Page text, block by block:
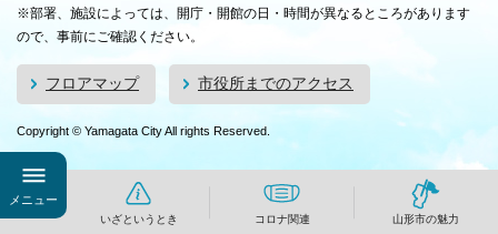
メニュー
いざというとき コロナ関連 山形市の魅力
※部署、施設によっては、開庁・開館の日・時間が異なるところがあります
ので、事前にご確認ください。
フロアマップ 市役所までのアクセス
Copyright © Yamagata City All rights Reserved.